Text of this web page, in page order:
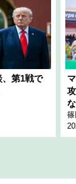
、第1戦で